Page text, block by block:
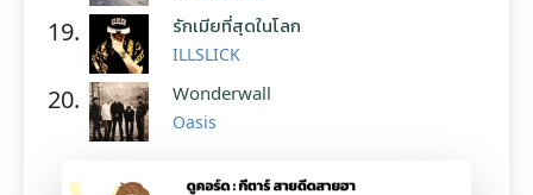
19. รักเมียที่สุดในโลก
ILLSLICK
20. Wonderwall
Oasis